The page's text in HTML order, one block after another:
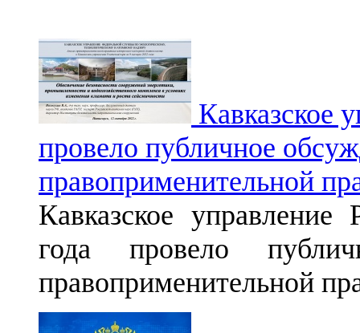
Кавказское
провело публичное
правоприменительной
Кавказское управление
года провело
правоприменительной